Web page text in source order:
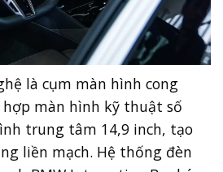
là cụm màn hình cong
màn hình kỹ thuật số
trung tâm 14,9 inch, tạo
liền mạch. Hệ thống đèn
BMW Interaction Bar kéo